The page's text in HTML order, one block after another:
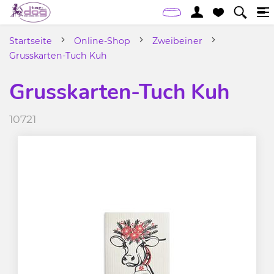
Startseite Online-Shop
Zweibeiner
Grusskarten-Tuch Kuh
Grusskarten-Tuch Kuh
10721